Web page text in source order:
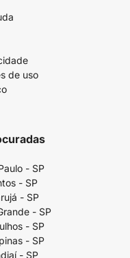
de uso
- SP
- SP
- SP
- SP
- SP
- SP
- SP